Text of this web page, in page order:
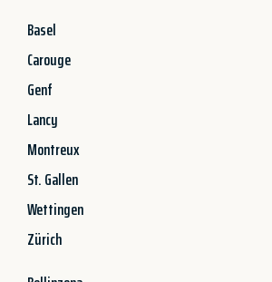
Basel
Carouge
Genf
Lancy
Montreux
St. Gallen
Wettingen
Zürich